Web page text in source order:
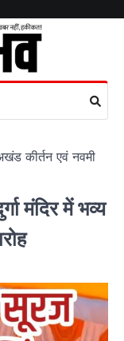
कीर्तन एवं नवमी
मंदिर में भव्य